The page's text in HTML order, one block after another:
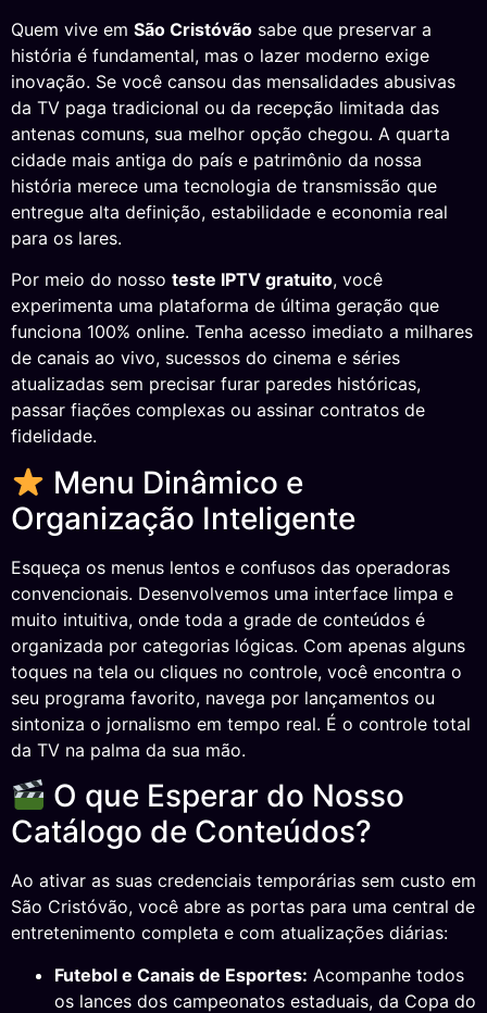
Quem vive em São Cristóvão sabe que preservar a
história é fundamental, mas o lazer moderno exige
inovação. Se você cansou das mensalidades abusivas
da TV paga tradicional ou da recepção limitada das
antenas comuns, sua melhor opção chegou. A quarta
cidade mais antiga do país e patrimônio da nossa
história merece uma tecnologia de transmissão que
entregue alta definição, estabilidade e economia real
para os lares.
Por meio do nosso teste IPTV gratuito, você
experimenta uma plataforma de última geração que
funciona 100% online. Tenha acesso imediato a milhares
de canais ao vivo, sucessos do cinema e séries
atualizadas sem precisar furar paredes históricas,
passar fiações complexas ou assinar contratos de
fidelidade.
Menu Dinâmico e
Organização Inteligente
Esqueça os menus lentos e confusos das operadoras
convencionais. Desenvolvemos uma interface limpa e
muito intuitiva, onde toda a grade de conteúdos é
organizada por categorias lógicas. Com apenas alguns
toques na tela ou cliques no controle, você encontra o
seu programa favorito, navega por lançamentos ou
sintoniza o jornalismo em tempo real. É o controle total
da TV na palma da sua mão.
O que Esperar do Nosso
Catálogo de Conteúdos?
Ao ativar as suas credenciais temporárias sem custo em
São Cristóvão, você abre as portas para uma central de
entretenimento completa e com atualizações diárias:
Futebol e Canais de Esportes: Acompanhe todos
os lances dos campeonatos estaduais, da Copa do